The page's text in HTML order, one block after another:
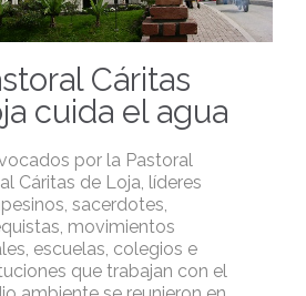
Cáritas
cuida el agua
por la Pastoral
Cáritas de Loja, líderes
sacerdotes,
movimientos
escuelas, colegios e
que trabajan con el